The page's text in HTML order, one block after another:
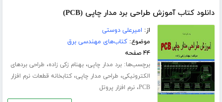
دانلود کتاب آموزش طراحی برد مدار چاپی (PCB)
از: امیرعلی دوستی
موضوع:کتاب‌های مهندسی برق
۴۴ صفحه
برچسب‌ها:برد مدار چاپی،بهنام زکی زاده، طراحی بردهای
الکترونیکی، طراحی مدار چاپی،کتابخانه قطعات نرم افزار
PCB،نرم افزار پروتل